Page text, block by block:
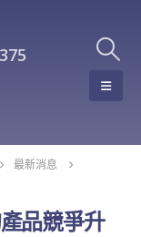
最新消息
品競爭升